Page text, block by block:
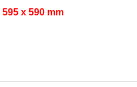
595 x 590 mm